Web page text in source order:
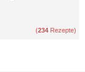
(234 Rezepte)